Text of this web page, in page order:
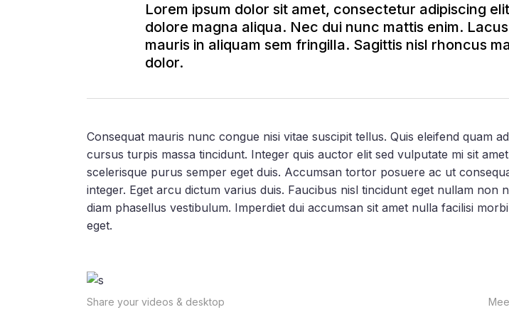
Lorem ipsum dolor sit amet, consectetur adipiscing
dolore magna aliqua. Nec dui nunc mattis enim.
mauris in aliquam sem fringilla. Sagittis nisl rhoncus
dolor.
Consequat mauris nunc congue nisi vitae suscipit tellus. Quis eleifend quam
cursus turpis massa tincidunt. Integer quis auctor elit sed vulputate mi sit
scelerisque purus semper eget duis. Accumsan tortor posuere ac ut
integer. Eget arcu dictum varius duis. Faucibus nisl tincidunt eget nullam non
diam phasellus vestibulum. Imperdiet dui accumsan sit amet nulla facilisi
eget.
Share your videos & desktop